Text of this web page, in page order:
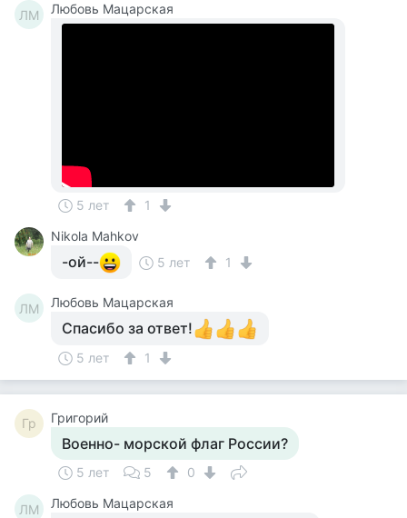
ЛМ Любовь Мацарская
5 лет
1
Nikola Mahkov
-ой-- 5 лет 1
ЛМ Любовь Мацарская
Спасибо за ответ!
5 лет 1
Гр Григорий
Военно- морской флаг России?
5 лет 5 0
ЛМ Любовь Мацарская